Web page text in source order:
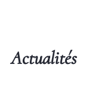
Actualités